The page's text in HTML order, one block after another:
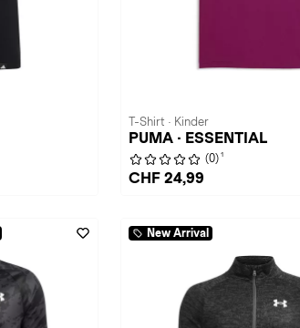
T-Shirt · Kinder
PUMA · ESSENTIAL
(0) 1
CHF 24,99
New Arrival